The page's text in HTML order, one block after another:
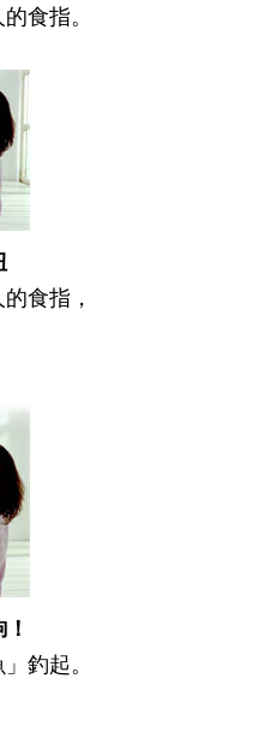
食指。
食指，
釣起。